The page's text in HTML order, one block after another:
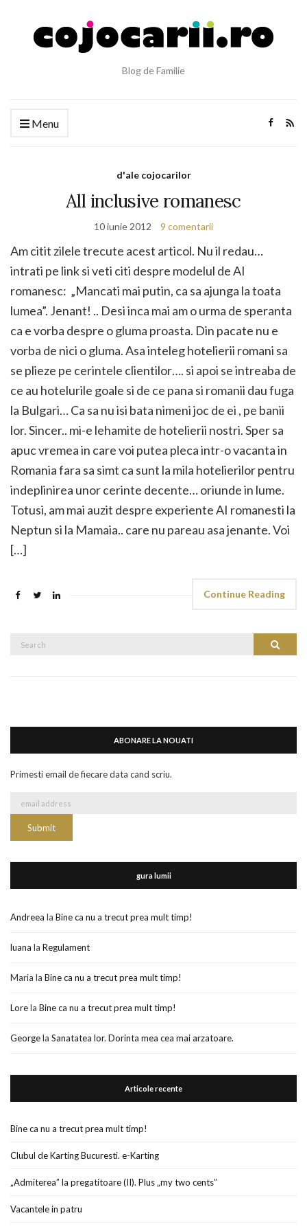
Blog de Familie
Menu
d'ale cojocarilor
All inclusive romanesc
10 iunie 2012 9 comentarii
Am citit zilele trecute acest articol. Nu il redau…
intrati pe link si veti citi despre modelul de AI
romanesc: „Mancati mai putin, ca sa ajunga la toata
lumea”. Jenant! .. Desi inca mai am o urma de speranta
ca e vorba despre o gluma proasta. Din pacate nu e
vorba de nici o gluma. Asa inteleg hotelierii romani sa
se plieze pe cerintele clientilor…. si apoi se intreaba de
ce au hotelurile goale si de ce pana si romanii dau fuga
la Bulgari… Ca sa nu isi bata nimeni joc de ei , pe banii
lor. Sincer.. mi-e lehamite de hotelierii nostri. Sper sa
apuc vremea in care voi putea pleca intr-o vacanta in
Romania fara sa simt ca sunt la mila hotelierilor pentru
indeplinirea unor cerinte decente… oriunde in lume.
Totusi, am mai auzit despre experiente AI romanesti la
Neptun si la Mamaia.. care nu pareau asa jenante. Voi
[…]
Continue Reading
Search
ABONARE LA NOUATI
Primesti email de fiecare data cand scriu.
gura lumii
Andreea la Bine ca nu a trecut prea mult timp!
luana la Regulament
Maria la Bine ca nu a trecut prea mult timp!
Lorela Bine ca nu a trecut prea mult timp!
Georgela Sanatatea lor. Dorinta mea cea mai arzatoare.
Articole recente
Bine ca nu a trecut prea mult timp!
Clubul de Karting Bucuresti. e-Karting
„Admiterea” la pregatitoare (II). Plus „my two cents”
Vacantele in patru